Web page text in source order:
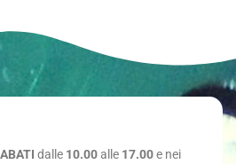
dalle 10.00alle 17.00e nei